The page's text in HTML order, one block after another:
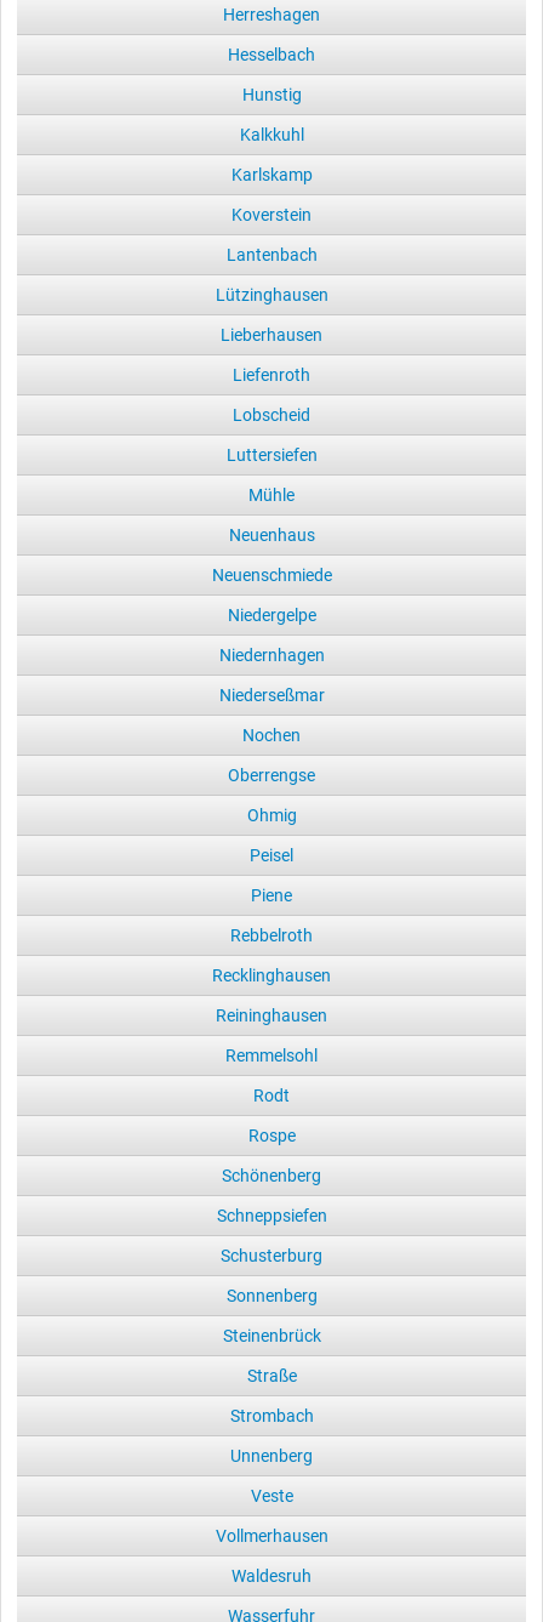
Herreshagen
Hesselbach
Hunstig
Kalkkuhl
Karlskamp
Koverstein
Lantenbach
Lützinghausen
Lieberhausen
Liefenroth
Lobscheid
Luttersiefen
Mühle
Neuenhaus
Neuenschmiede
Niedergelpe
Niedernhagen
Niederseßmar
Nochen
Oberrengse
Ohmig
Peisel
Piene
Rebbelroth
Recklinghausen
Reininghausen
Remmelsohl
Rodt
Rospe
Schönenberg
Schneppsiefen
Schusterburg
Sonnenberg
Steinenbrück
Straße
Strombach
Unnenberg
Veste
Vollmerhausen
Waldesruh
Wasserfuhr